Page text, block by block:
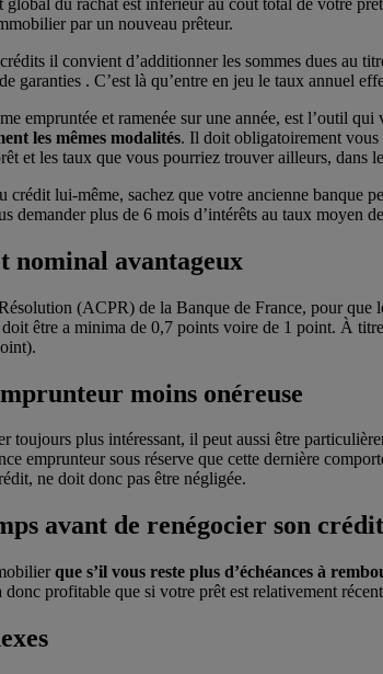
par un nouveau prêteur.
il convient d’additionner les sommes dues au
garanties . C’est là qu’entre en jeu le taux annuel
empruntée et ramenée sur une année, est l’outil qui
les mêmes modalités. Il doit obligatoirement vous
et les taux que vous pourriez trouver ailleurs, dans
crédit lui-même, sachez que votre ancienne banque
demander plus de 6 mois d’intérêts au taux moyen
nominal avantageux
(ACPR) de la Banque de France, pour
être a minima de 0,7 points voire de 1 point. À
moins onéreuse
toujours plus intéressant, il peut aussi être
emprunteur sous réserve que cette dernière
ne doit donc pas être négligée.
avant de renégocier son crédit
que s’il vous reste plus d’échéances à
profitable que si votre prêt est relativement